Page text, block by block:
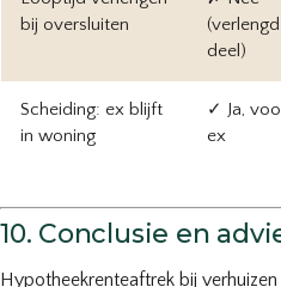
bij oversluiten
(verlengd
deel)
Scheiding: ex blijft
in woning
✓ Ja,
ex
10. Conclusie en
Hypotheekrenteaftrek bij